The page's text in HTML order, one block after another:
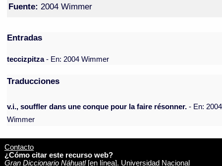
Fuente: 2004 Wimmer
Entradas
teccizpitza- En: 2004 Wimmer
Traducciones
v.i., souffler dans une conque pour la faire résonner. - En: 2004
Wimmer
Contacto
¿Cómo citar este recurso web?
Gran Diccionario Náhuatl[en línea]. Universidad Nacional